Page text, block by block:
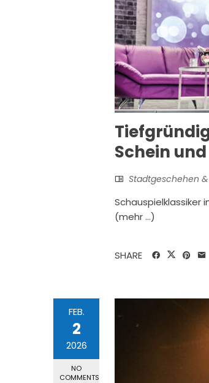
Schein und
Stadtgeschehen
Schauspielklassiker
(mehr …)
SHARE
FEB.
2
2026
NO
COMMENTS